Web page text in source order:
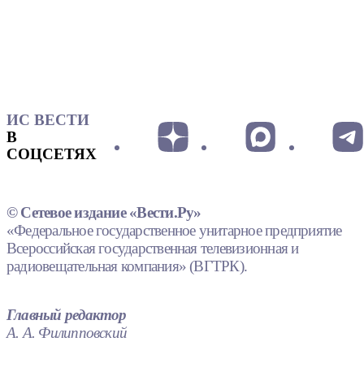
ИС ВЕСТИ
В
СОЦСЕТЯХ
© Сетевое издание «Вести.Ру»
«Федеральное государственное унитарное предприятие
Всероссийская государственная телевизионная и
радиовещательная компания» (ВГТРК).
Главный редактор
А. А. Филипповский